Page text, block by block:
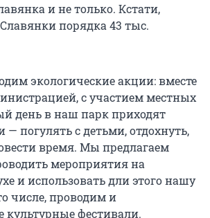
и не только. Кстати,
порядка 43 тыс.
экологические акции: вместе
с участием местных
день в наш парк приходят
погулять с детьми, отдохнуть,
время. Мы предлагаем
мероприятия на
и использовать дли этого нашу
числе, проводим и
фестивали.